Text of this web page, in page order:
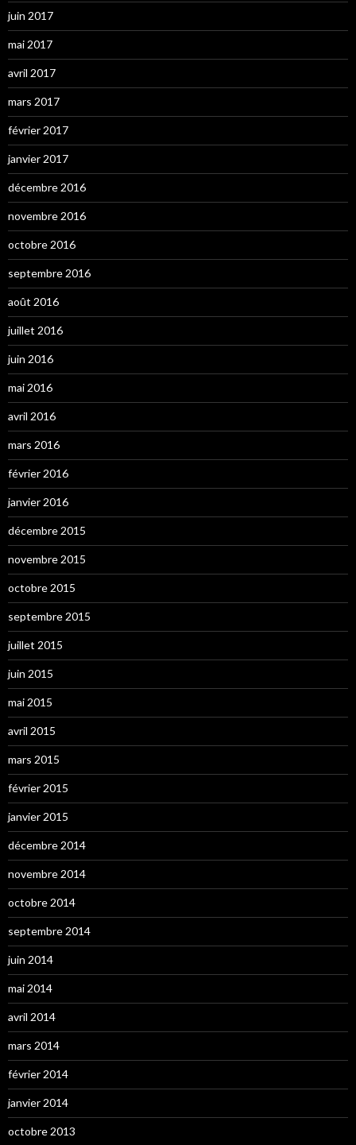
juin 2017
mai 2017
avril 2017
mars 2017
février 2017
janvier 2017
décembre 2016
novembre 2016
octobre 2016
septembre 2016
août 2016
juillet 2016
juin 2016
mai 2016
avril 2016
mars 2016
février 2016
janvier 2016
décembre 2015
novembre 2015
octobre 2015
septembre 2015
juillet 2015
juin 2015
mai 2015
avril 2015
mars 2015
février 2015
janvier 2015
décembre 2014
novembre 2014
octobre 2014
septembre 2014
juin 2014
mai 2014
avril 2014
mars 2014
février 2014
janvier 2014
octobre 2013